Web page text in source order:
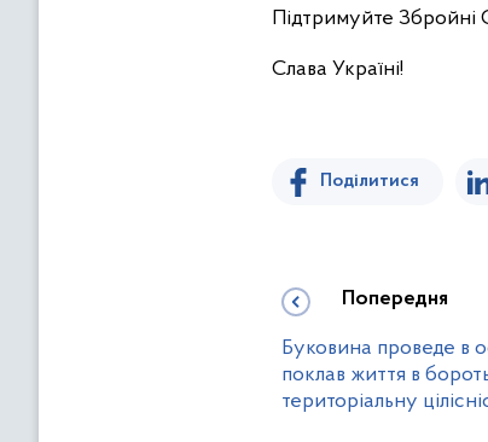
Підтримуйте
Слава Україні!
Поділитися
Попередня
Буковина проведе в
поклав життя в
територіальну